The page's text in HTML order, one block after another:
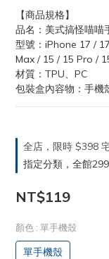
【商品規格】
品名：美式搞怪喵喵
型號：iPhone 17 /
Max / 15 / 15 Pro /
材質：TPU、PC
包裝盒內容物：手機
全店，限時 $398
指定分類，全館
NT$119
顏色 : 單手機殼
單手機殼